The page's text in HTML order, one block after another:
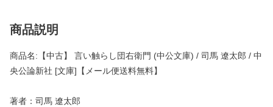
商品説明
商品名:【中古】 言い触らし団右衛門 (中公文庫) / 司馬 遼太郎 / 中
央公論新社 [文庫]【メール便送料無料】
著者：司馬 遼太郎